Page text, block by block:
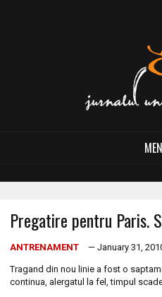
Pregatire pentru Paris.
ANTRENAMENT — January 31,
Tragand din nou linie a fost o
continua, alergatul la fel, timpul